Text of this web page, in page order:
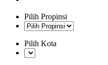
Pilih Propinsi
Pilih Kota